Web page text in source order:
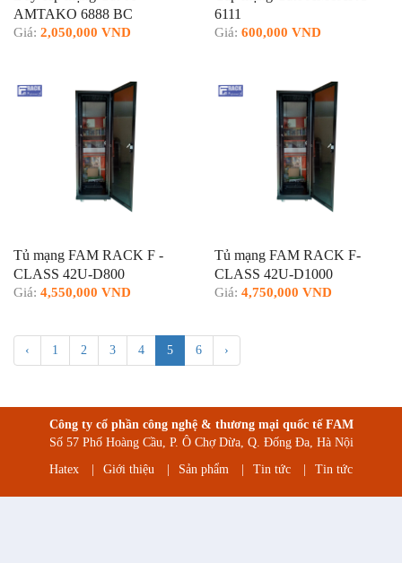
AMTAKO 6888 BC
Giá: 2,050,000 VND
6111
Giá: 600,000 VND
Tủ mạng FAM RACK F -
CLASS 42U-D800
Giá: 4,550,000 VND
Tủ mạng FAM RACK F-
CLASS 42U-D1000
Giá: 4,750,000 VND
‹ 1 2 3 4 5 6 ›
Công ty cổ phần công nghệ & thương mại quốc tế FAM
Số 57 Phố Hoàng Cầu, P. Ô Chợ Dừa, Q. Đống Đa, Hà Nội
Hatex
Giới thiệu Sản phẩm Tin tức Tin tức